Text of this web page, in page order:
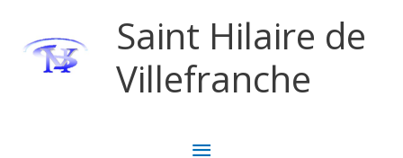
Saint Hilaire de
Villefranche
Menu